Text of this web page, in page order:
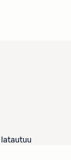
latautuu